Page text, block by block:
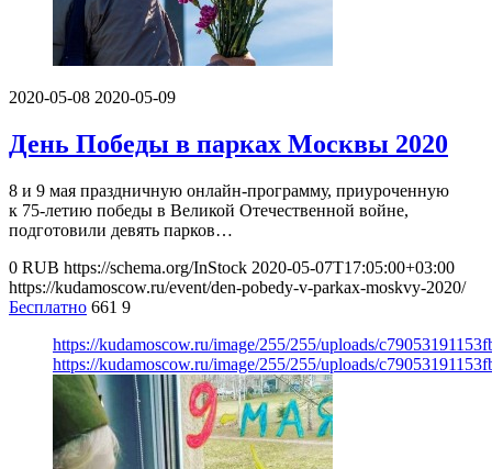
2020-05-08 2020-05-09
День Победы в парках Москвы 2020
8 и 9 мая праздничную онлайн-программу, приуроченную
к 75-летию победы в Великой Отечественной войне,
подготовили девять парков…
0 RUB https://schema.org/InStock 2020-05-07T17:05:00+03:00
https://kudamoscow.ru/event/den-pobedy-v-parkax-moskvy-2020/
Бесплатно 661 9
https://kudamoscow.ru/image/255/255/uploads/
https://kudamoscow.ru/image/255/255/uploads/